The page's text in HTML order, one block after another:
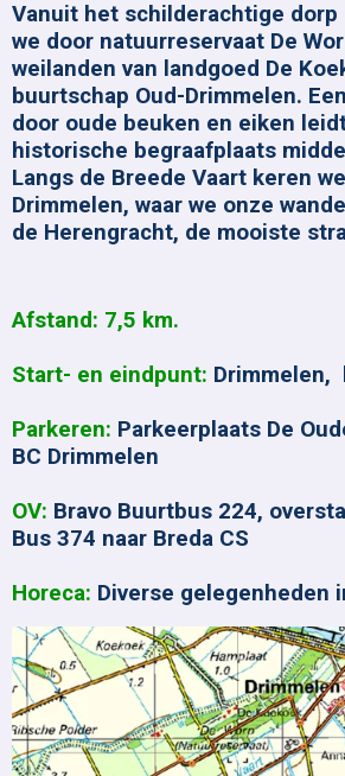
Vanuit het schilderachtige dorp
we door natuurreservaat De
weilanden van landgoed De
buurtschap Oud-Drimmelen.
door oude beuken en eiken
historische begraafplaats
Langs de Breede Vaart keren
Drimmelen, waar we onze
de Herengracht, de mooiste
Afstand: 7,5 km.
Start- en eindpunt: Drimmelen,
Parkeren: Parkeerplaats De
BC Drimmelen
OV: Bravo Buurtbus 224,
Bus 374 naar Breda CS
Horeca: Diverse gelegenheden